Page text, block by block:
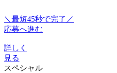
＼最短45秒で完了／
応募へ進む
詳しく
見る
スペシャル